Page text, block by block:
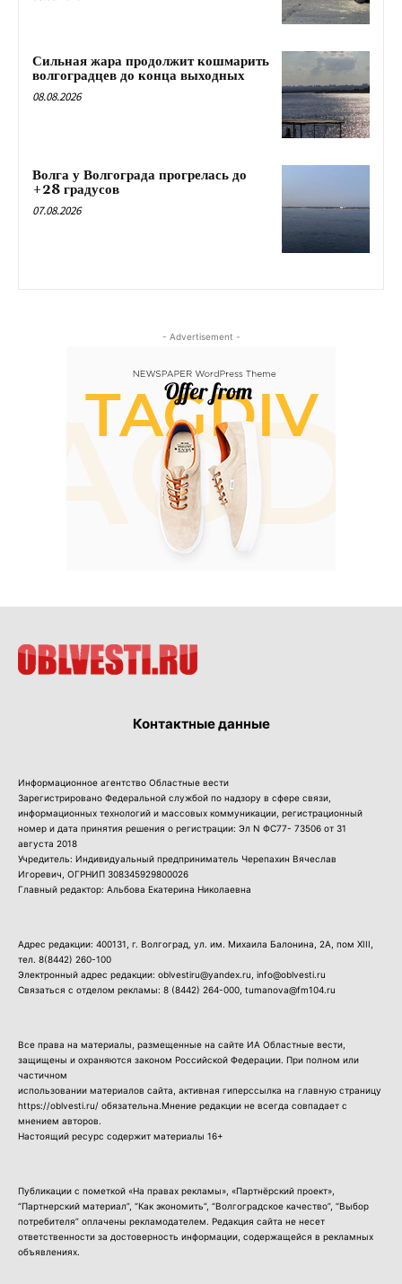
Сильная жара продолжит кошмарить
волгоградцев до конца выходных
08.08.2026
Волга у Волгограда прогрелась до
+28 градусов
07.08.2026
- Advertisement -
Контактные данные
Информационное агентство Областные вести
Зарегистрировано Федеральной службой по надзору в сфере связи,
информационных технологий и массовых коммуникации, регистрационный
номер и дата принятия решения о регистрации: Эл N ФС77- 73506 от 31
августа 2018
Учредитель: Индивидуальный предприниматель Черепахин Вячеслав
Игоревич, ОГРНИП 308345929800026
Главный редактор: Альбова Екатерина Николаевна
Адрес редакции: 400131, г. Волгоград, ул. им. Михаила Балонина, 2А, пом XIII,
тел. 8(8442) 260-100
Электронный адрес редакции: oblvestiru@yandex.ru, info@oblvesti.ru
Связаться с отделом рекламы: 8 (8442) 264-000 , tumanova@fm104.ru
Все права на материалы, размещенные на сайте ИА Областные вести,
защищены и охраняются законом Российской Федерации. При полном или
частичном
использовании материалов сайта, активная гиперссылка на главную страницу
https://oblvesti.ru/ обязательна.Мнение редакции не всегда совпадает с
мнением авторов.
Настоящий ресурс содержит материалы 16+
Публикации с пометкой «На правах рекламы», «Партнёрский проект»,
“Партнерский материал”, “Как экономить”, “Волгоградское качество”, “Выбор
потребителя” оплачены рекламодателем. Редакция сайта не несет
ответственности за достоверность информации, содержащейся в рекламных
объявлениях.